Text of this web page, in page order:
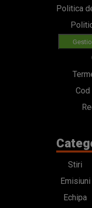
Politica
Stiri
Emisiuni
Echipa